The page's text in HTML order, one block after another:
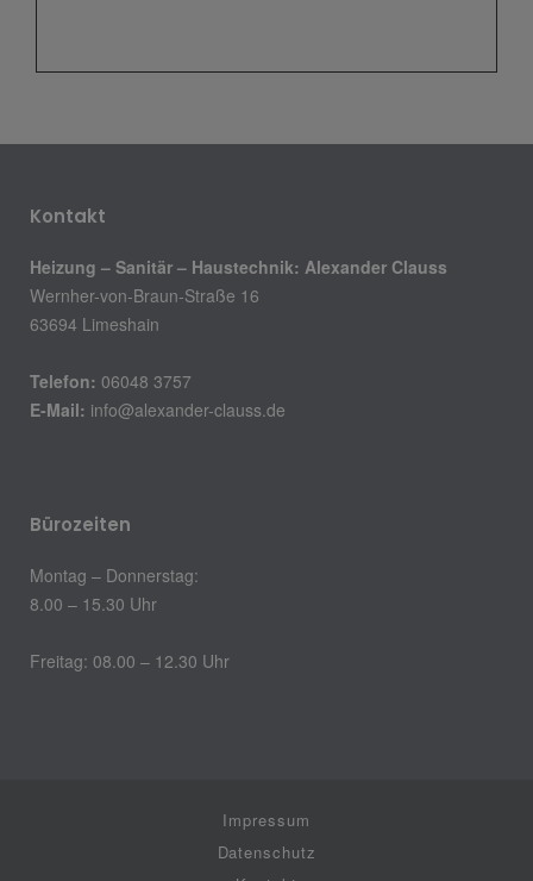
Kontakt
Heizung – Sanitär – Haustechnik: Alexander Clauss
Wernher-von-Braun-Straße 16
63694 Limeshain
Telefon: 06048 3757
E-Mail: info@alexander-clauss.de
Bürozeiten
Montag – Donnerstag:
8.00 – 15.30 Uhr
Freitag: 08.00 – 12.30 Uhr
Impressum
Datenschutz